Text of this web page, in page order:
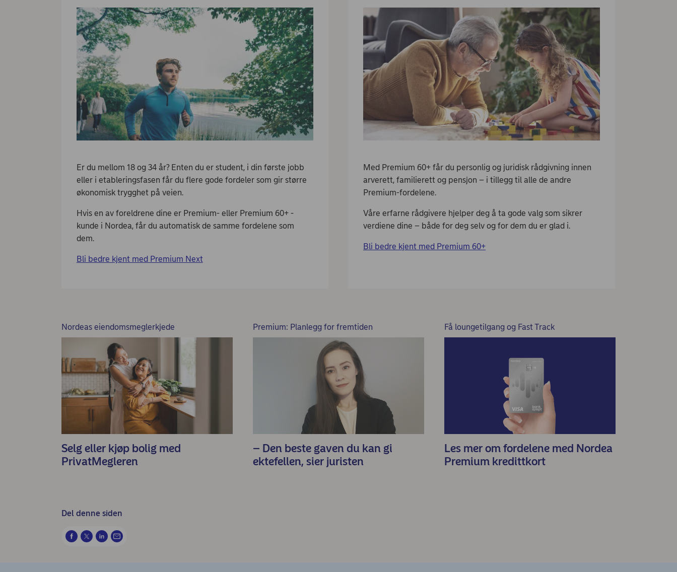
Er du mellom 18 og 34 år? Enten du er student, i din første jobb
eller i etableringsfasen får du flere gode fordeler som gir større
økonomisk trygghet på veien.
Hvis en av foreldrene dine er Premium- eller Premium 60+ -
kunde i Nordea, får du automatisk de samme fordelene som
dem.
Bli bedre kjent med Premium Next
Med Premium 60+ får du personlig og juridisk rådgivning innen
arverett, familierett og pensjon – i tillegg til alle de andre
Premium-fordelene.
Våre erfarne rådgivere hjelper deg å ta gode valg som sikrer
verdiene dine – både for deg selv og for dem du er glad i.
Bli bedre kjent med Premium 60+
Nordeas eiendomsmeglerkjede
Selg eller kjøp bolig med
PrivatMegleren
Premium: Planlegg for fremtiden
– Den beste gaven du kan gi
ektefellen, sier juristen
Få loungetilgang og Fast Track
Les mer om fordelene med Nordea
Premium kredittkort
Del denne siden